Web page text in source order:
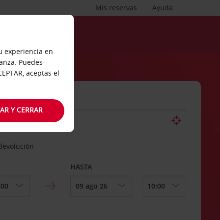
Ayuda
Mis reservas
HASTA
experiencia en
Puedes
aceptas el
Y CERRAR